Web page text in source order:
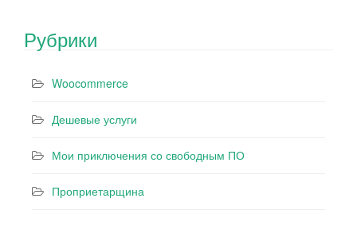
Рубрики
Woocommerce
Дешевые услуги
Мои приключения со свободным ПО
Проприетарщина